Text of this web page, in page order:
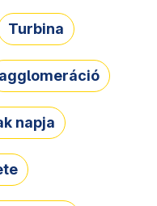
Turbina
agglomeráció
napja